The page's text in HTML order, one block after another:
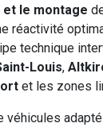
et le montage
réactivité
technique
Louis,
et les zones
véhicules